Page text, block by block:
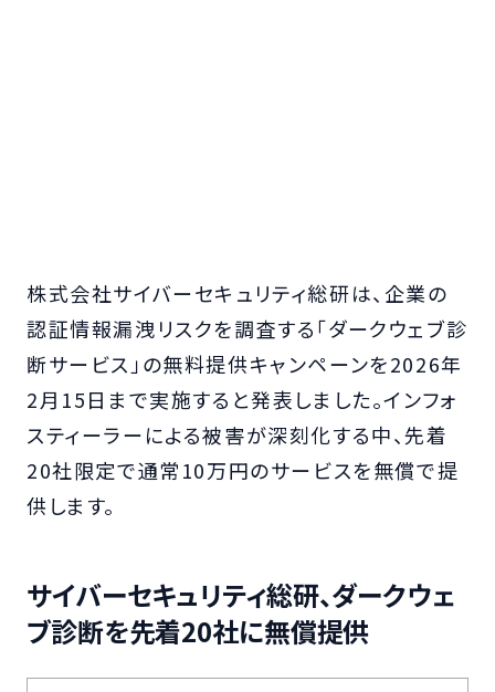
株式会社サイバーセキュリティ総研は、企業の
認証情報漏洩リスクを調査する「ダークウェブ診
断サービス」の無料提供キャンペーンを2026年
2月15日まで実施すると発表しました。インフォ
スティーラーによる被害が深刻化する中、先着
20社限定で通常10万円のサービスを無償で提
供します。
サイバーセキュリティ総研、ダークウェ
ブ診断を先着20社に無償提供